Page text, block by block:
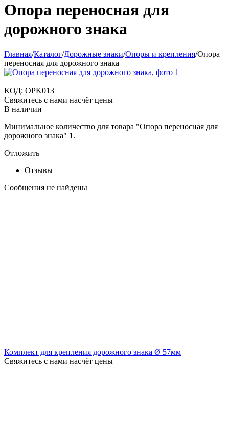
Опора переносная для
дорожного знака
Главная/Каталог/Дорожные знаки/Опоры и крепления/Опора
переносная для дорожного знака
КОД: OPK013
Свяжитесь с нами насчёт цены
В наличии
Минимальное количество для товара "Опора переносная для
дорожного знака" 1.
Отложить
Отзывы
Сообщения не найдены
Комплект для крепления дорожного знака Ø 57мм
Свяжитесь с нами насчёт цены